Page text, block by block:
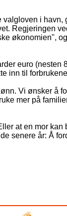
valgloven i
Regjeringen
økonomien",
euro (nesten
inn til
Vi ønsker å
mer på
at en mor
senere år: Å